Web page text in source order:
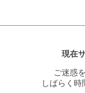
現在
ご迷惑
しばらく時